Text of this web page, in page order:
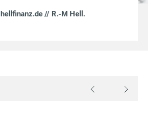
hellfinanz.de // R.-M Hell .